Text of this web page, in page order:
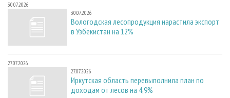
30.07.2026
30.07.2026
Вологодская лесопродукция нарастила экспорт
в Узбекистан на 12%
27.07.2026
27.07.2026
Иркутская область перевыполнила план по
доходам от лесов на 4,9%